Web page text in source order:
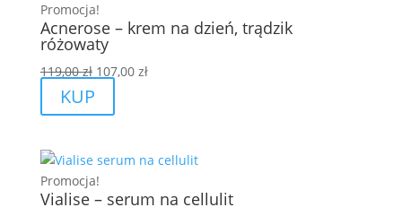
Promocja!
Acnerose – krem na dzień, trądzik
różowaty
119,00zł Pierwotna
wynosiła:
107,00 złAktualna
KUP
Promocja!
Vialise – serum na cellulit